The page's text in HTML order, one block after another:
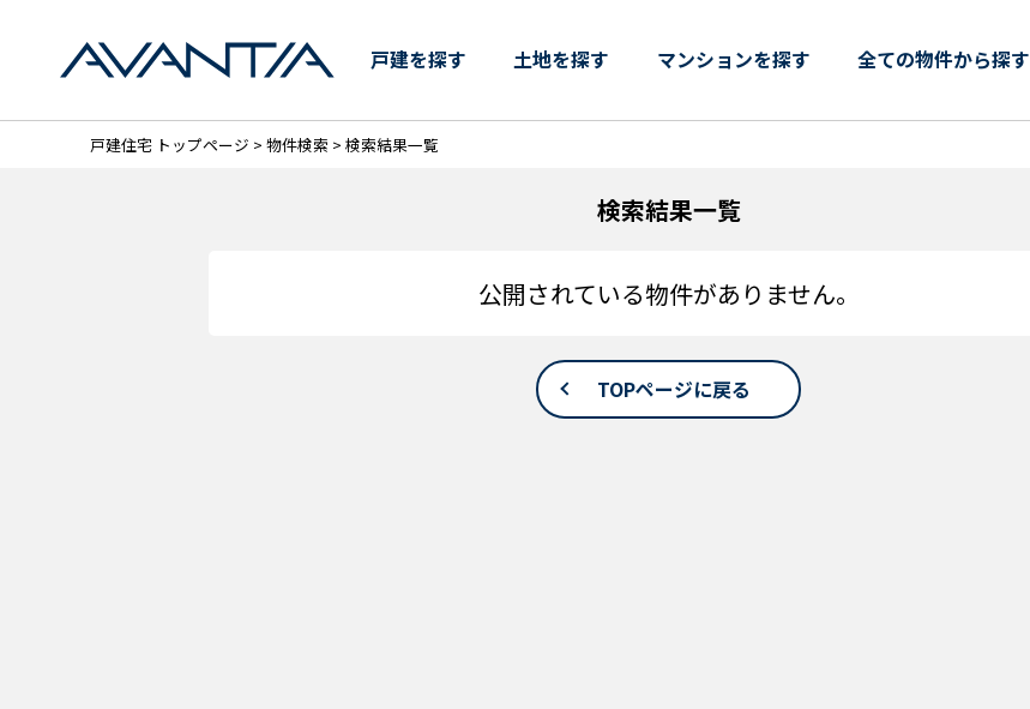
【AVANTIA】兵庫県の新築一戸建て・分譲住宅 物件一覧
戸建を探す 土地を探す マンションを探す 全ての物件から探す
戸建住宅 トップページ > 物件検索 > 検索結果一覧
検索結果一覧
公開されている物件がありません。
TOPページに戻る